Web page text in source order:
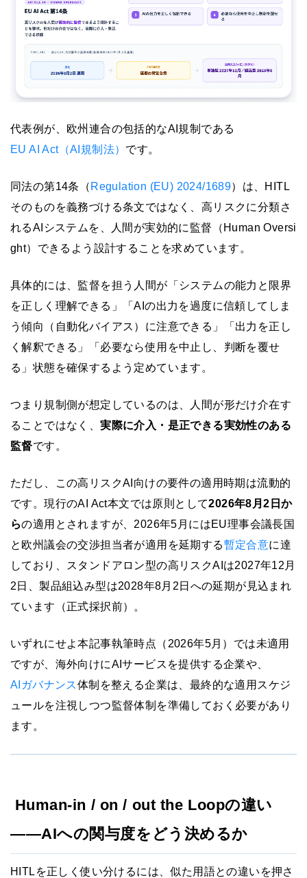
代表例が、欧州連合の包括的なAI規制である
EU AI Act（AI規制法） です。
同法の第14条（ Regulation (EU) 2024/1689）は、HITL
そのものを義務づける条文ではなく、高リスクに分類さ
れるAIシステムを、人間が実効的に監督（Human Oversi
ght）できるよう設計することを求めています。
具体的には、監督を担う人間が「システムの能力と限界
を正しく理解できる」「AIの出力を過度に信頼してしま
う傾向（自動化バイアス）に注意できる」「出力を正し
く解釈できる」「必要なら使用を中止し、判断を覆せ
る」状態を確保するよう定めています。
つまり規制側が想定しているのは、人間が形だけ介在す
ることではなく、実際に介入・是正できる実効性のある
監督です。
ただし、この高リスクAI向けの要件の適用時期は流動的
です。現行のAI Act本文では原則として2026年8月2日か
らの適用とされますが、2026年5月にはEU理事会議長国
と欧州議会の交渉担当者が適用を延期する暫定合意に達
しており、スタンドアロン型の高リスクAIは2027年12月
2日、製品組込み型は2028年8月2日への延期が見込まれ
ています（正式採択前）。
いずれにせよ本記事執筆時点（2026年5月）では未適用
ですが、海外向けにAIサービスを提供する企業や、
AIガバナンス体制を整える企業は、最終的な適用スケジ
ュールを注視しつつ監督体制を準備しておく必要があり
ます。
Human-in / on / out the Loopの違い
——AIへの関与度をどう決めるか
HITLを正しく使い分けるには、似た用語との違いを押さ